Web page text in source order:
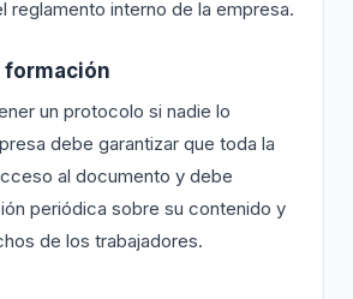
reglamento interno de la empresa.
formación
un protocolo si nadie lo
debe garantizar que toda la
al documento y debe
periódica sobre su contenido y
de los trabajadores.